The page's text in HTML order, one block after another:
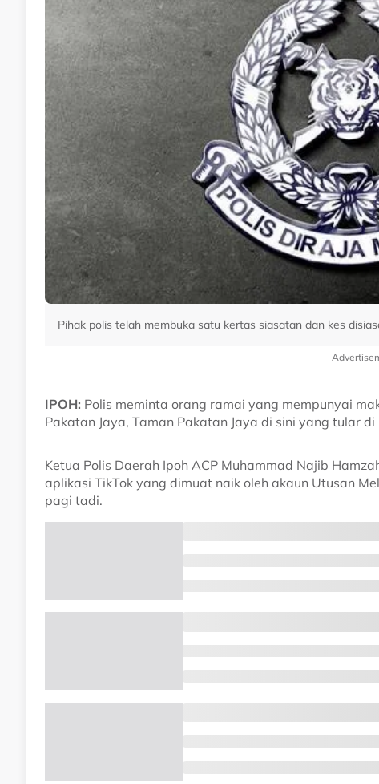
Pihak polis telah membuka satu kertas siasatan dan kes
IPOH: Polis meminta orang ramai yang mempunyai
Pakatan Jaya, Taman Pakatan Jaya di sini yang tular
Ketua Polis Daerah Ipoh ACP Muhammad Najib
aplikasi TikTok yang dimuat naik oleh akaun Utusan
pagi tadi.